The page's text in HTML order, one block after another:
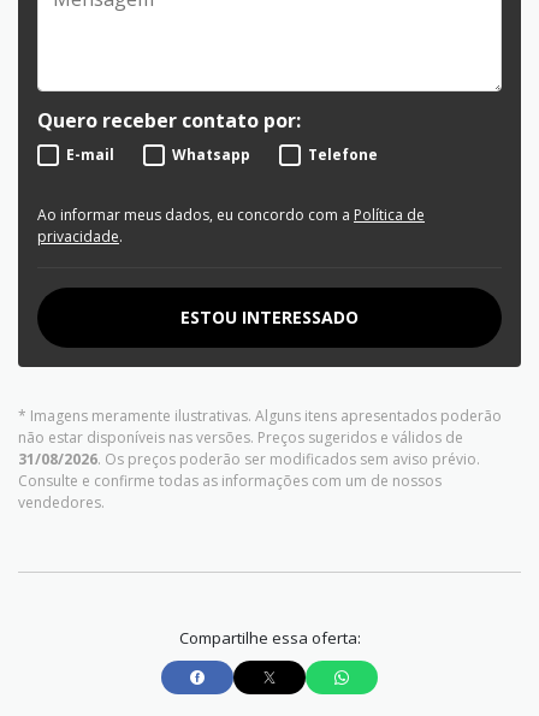
Quero receber contato por:
E-mail Whatsapp Telefone
Ao informar meus dados, eu concordo com a Política de
privacidade.
ESTOU INTERESSADO
* Imagens meramente ilustrativas. Alguns itens apresentados poderão
não estar disponíveis nas versões. Preços sugeridos e válidos de
31/08/2026. Os preços poderão ser modificados sem aviso prévio.
Consulte e confirme todas as informações com um de nossos
vendedores.
Compartilhe essa oferta: